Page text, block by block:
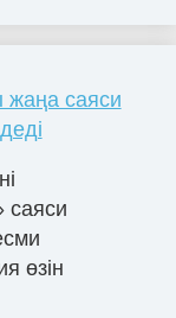
жаңа саяси
саяси
өзін